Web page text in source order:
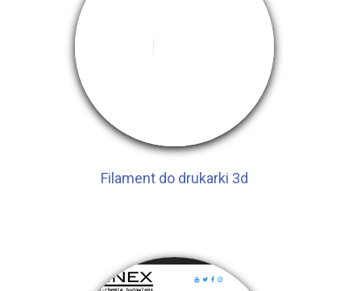
Filament do drukarki 3d